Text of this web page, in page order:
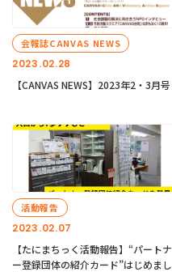
2023.02.28
会報誌CANVAS NEWS
【CANVAS NEWS】2023年2・3月号
2023.02.07
活動報告
【たにまちっく活動報告】“パートナ
ー登録団体の紹介カード”はじめまし